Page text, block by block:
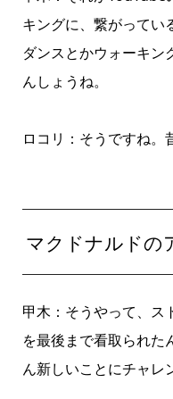
キングに、繋がってい
ダンスとかウォーキン
んしょうね。
ロコリ：そうですね。
マクドナルドの
甲木：そうやって、ス
を最後まで看取られた
ん新しいことにチャレ